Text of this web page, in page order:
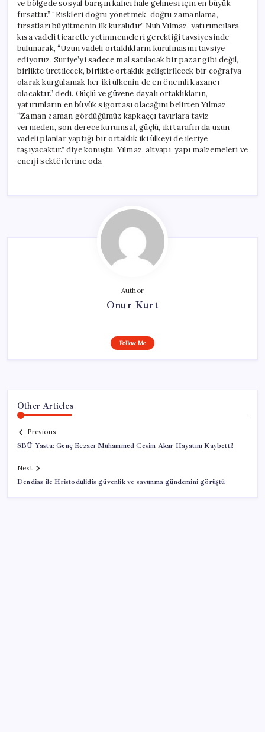
ve bölgede sosyal barışın kalıcı hale gelmesi için en büyük
fırsattır.” “Riskleri doğru yönetmek, doğru zamanlama,
fırsatları büyütmenin ilk kuralıdır” Nuh Yılmaz, yatırımcılara
kısa vadeli ticaretle yetinmemeleri gerektiği tavsiyesinde
bulunarak, “Uzun vadeli ortaklıkların kurulmasını tavsiye
ediyoruz. Suriye’yi sadece mal satılacak bir pazar gibi değil,
birlikte üretilecek, birlikte ortaklık geliştirilecek bir coğrafya
olarak kurgulamak her iki ülkenin de en önemli kazancı
olacaktır.” dedi. Güçlü ve güvene dayalı ortaklıkların,
yatırımların en büyük sigortası olacağını belirten Yılmaz,
“Zaman zaman gördüğümüz kapkaççı tavırlara taviz
vermeden, son derece kurumsal, güçlü, iki tarafın da uzun
vadeli planlar yaptığı bir ortaklık iki ülkeyi de ileriye
taşıyacaktır.” diye konuştu. Yılmaz, altyapı, yapı malzemeleri ve
enerji sektörlerine oda
Author
Onur Kurt
Follow Me
Other Articles
Previous
SBÜ Yasta: Genç Eczacı Muhammed Cesim Akar Hayatını Kaybetti!
Next
Dendias ile Hristodulidis güvenlik ve savunma gündemini görüştü